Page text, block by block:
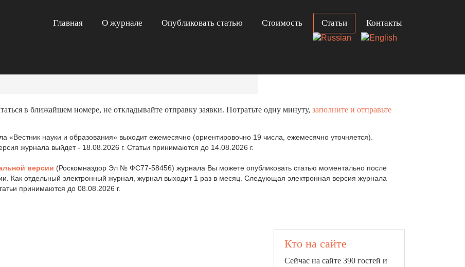
Главная О журнале Опубликовать статью Стоимость Статьи Контакты
в ближайшем номере, не откладывайте отправку заявки. Потратьте одну минуту, заполните и отправьте
«Вестник науки и образования» выходит ежемесячно (ориентировочно 19 числа, ежемесячно уточняется).
журнала выйдет - 18.08.2026 г. Статьи принимаются до 14.08.2026 г.
версии (Роскомназдор Эл № ФС77-58456) журнала Вы можете опубликовать статью моментально после
Как отдельный электронный журнал, журнал выходит 1 раз в месяц. Следующая электронная версия журнала
принимаются до 08.08.2026 г.
Кто на сайте
Сейчас на сайте 390 гостей и